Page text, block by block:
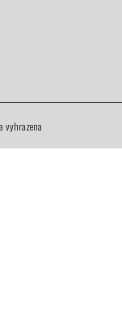
vyhrazena